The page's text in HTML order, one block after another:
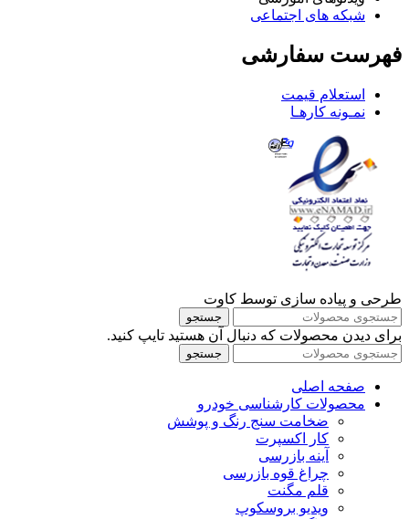
شبکه های اجتماعی
فهرست سفارشی
استعلام قیمت
نمـونه کارهـا
طرحی و پیاده سازی توسط کاوت
جستجو
برای دیدن محصولات که دنبال آن هستید تایپ کنید.
جستجو
صفحه اصلی
محصولات کارشناسی خودرو
ضخامت سنج رنگ و پوشش
کار اکسپرت
آینه بازرسی
چراغ قوه بازرسی
قلم مگنت
ویدیو بروسکوپ